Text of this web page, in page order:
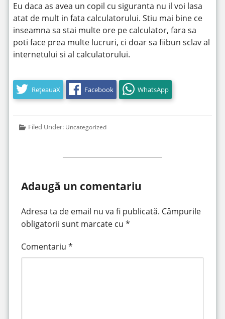
Eu daca as avea un copil cu siguranta nu il voi lasa
atat de mult in fata calculatorului. Stiu mai bine ce
inseamna sa stai multe ore pe calculator, fara sa
poti face prea multe lucruri, ci doar sa fiibun sclav al
internetului si al calculatorului.
RețeauaX Facebook WhatsApp
Filed Under: Uncategorized
Adaugă un comentariu
Adresa ta de email nu va fi publicată. Câmpurile
obligatorii sunt marcate cu *
Comentariu *